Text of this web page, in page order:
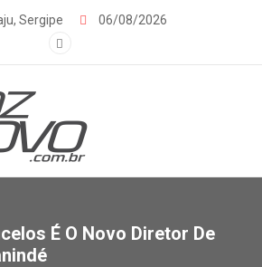
Sergipe 06/08/2026
É O Novo Diretor De